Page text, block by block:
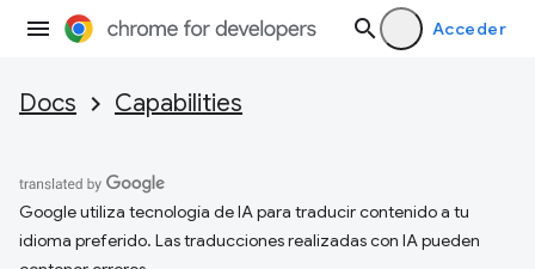
Acceder
Docs Capabilities
Google utiliza tecnología de IA para traducir contenido a tu
idioma preferido. Las traducciones realizadas con IA pueden